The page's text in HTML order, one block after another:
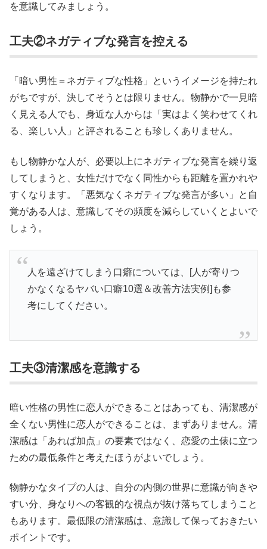
を意識してみましょう。
工夫②ネガティブな発言を控える
「暗い男性＝ネガティブな性格」というイメージを持たれ
がちですが、決してそうとは限りません。物静かで一見暗
く見える人でも、身近な人からは「実はよく笑わせてくれ
る、楽しい人」と評されることも珍しくありません。
もし物静かな人が、必要以上にネガティブな発言を繰り返
してしまうと、女性だけでなく同性からも距離を置かれや
すくなります。「悪気なくネガティブな発言が多い」と自
覚がある人は、意識してその頻度を減らしていくとよいで
しょう。
人を遠ざけてしまう口癖については、[人が寄りつ
かなくなるヤバい口癖10選＆改善方法実例]も参
考にしてください。
工夫③清潔感を意識する
暗い性格の男性に恋人ができることはあっても、清潔感が
全くない男性に恋人ができることは、まずありません。清
潔感は「あれば加点」の要素ではなく、恋愛の土俵に立つ
ための最低条件と考えたほうがよいでしょう。
物静かなタイプの人は、自分の内側の世界に意識が向きや
すい分、身なりへの客観的な視点が抜け落ちてしまうこと
もあります。最低限の清潔感は、意識して保っておきたい
ポイントです。